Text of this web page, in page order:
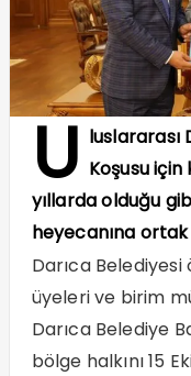
U luslararası
Koşusu
yıllarda olduğu
heyecanına
Darıca
üyeleri ve birim
Darıca Belediye
bölge halkını 15